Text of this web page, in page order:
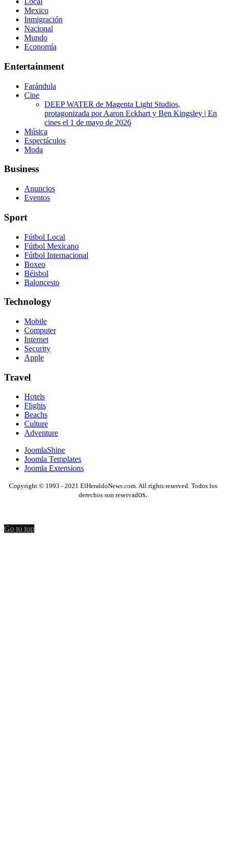
Mexico
Inmigración
Nacional
Mundo
Economía
Entertainment
Farándula
Cine
DEEP WATER de Magenta Light Studios,
protagonizada por Aaron Eckhart y Ben Kingsley | En
cines el 1 de mayo de 2026
Música
Espectáculos
Moda
Business
Anuncios
Eventos
Sport
Fútbol Local
Fútbol Mexicano
Fútbol Internacional
Boxeo
Béisbol
Baloncesto
Technology
Mobile
Computer
Internet
Security
Apple
Travel
Hotels
Flights
Beachs
Culture
Adventure
JoomlaShine
Joomla Templates
Joomla Extensions
Copyright © 1993 - 2021 ElHeraldoNews.com. All rights reserved. Todos los
derechos son reservados.
Go to top